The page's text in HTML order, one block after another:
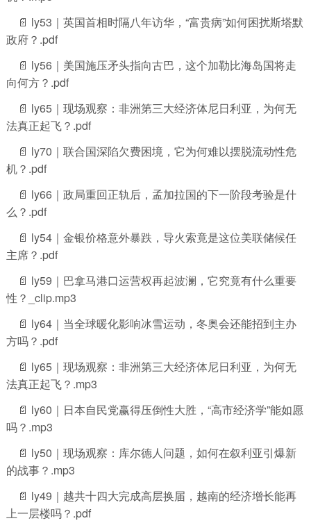
📄 ly53｜英国首相时隔八年访华，“富贵病”如何困扰斯塔默
政府？.pdf
📄 ly56｜美国施压矛头指向古巴，这个加勒比海岛国将走
向何方？.pdf
📄 ly65｜现场观察：非洲第三大经济体尼日利亚，为何无
法真正起飞？.pdf
📄 ly70｜联合国深陷欠费困境，它为何难以摆脱流动性危
机？.pdf
📄 ly66｜政局重回正轨后，孟加拉国的下一阶段考验是什
么？.pdf
📄 ly54｜金银价格意外暴跌，导火索竟是这位美联储候任
主席？.pdf
📄 ly59｜巴拿马港口运营权再起波澜，它究竟有什么重要
性？_clip.mp3
📄 ly64｜当全球暖化影响冰雪运动，冬奥会还能招到主办
方吗？.pdf
📄 ly65｜现场观察：非洲第三大经济体尼日利亚，为何无
法真正起飞？.mp3
📄 ly60｜日本自民党赢得压倒性大胜，“高市经济学”能如愿
吗？.mp3
📄 ly50｜现场观察：库尔德人问题，如何在叙利亚引爆新
的战事？.mp3
📄 ly49｜越共十四大完成高层换届，越南的经济增长能再
上一层楼吗？.pdf